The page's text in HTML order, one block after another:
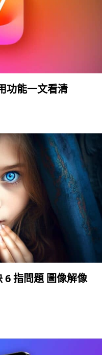
功能一文看清
指問題 圖像解像